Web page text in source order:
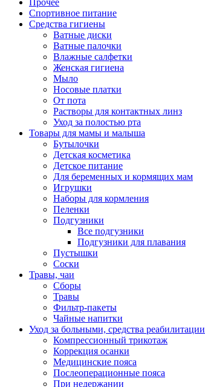
Прочее
Спортивное питание
Средства гигиены
Ватные диски
Ватные палочки
Влажные салфетки
Женская гигиена
Мыло
Носовые платки
От пота
Растворы для контактных линз
Уход за полостью рта
Товары для мамы и малыша
Бутылочки
Детская косметика
Детское питание
Для беременных и кормящих мам
Игрушки
Наборы для кормления
Пеленки
Подгузники
Все подгузники
Подгузники для плавания
Пустышки
Соски
Травы, чаи
Сборы
Травы
Фильтр-пакеты
Чайные напитки
Уход за больными, средства реабилитации
Компрессионный трикотаж
Коррекция осанки
Медицинские пояса
Послеоперационные пояса
При недержании